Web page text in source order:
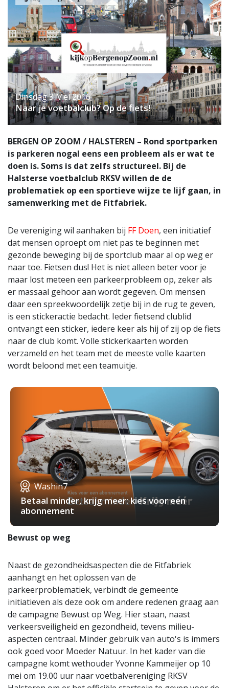
Dinsdag 3 Mei 2016
Naar je voetbalclub? Op de fiets!
BERGEN OP ZOOM / HALSTEREN – Rond sportparken
is parkeren nogal eens een probleem als er wat te
doen is. Soms is dat zelfs structureel. Bij de
Halsterse voetbalclub RKSV willen de de
problematiek op een sportieve wijze te lijf gaan, in
samenwerking met de Fitfabriek.
De vereniging wil aanhaken bij FF Doen, een initiatief
dat mensen oproept om niet pas te beginnen met
gezonde beweging bij de sportclub maar al op weg er
naar toe. Fietsen dus! Het is niet alleen beter voor je
maar lost meteen een parkeerprobleem op, zeker als
er massaal gehoor aan wordt gegeven. Om mensen
daar een spreekwoordelijk zetje bij in de rug te geven,
is een stickeractie bedacht. Ieder fietsend clublid
ontvangt een sticker, iedere keer als hij of zij op de fiets
naar de club komt. Volle stickerkaarten worden
verzameld en het team met de meeste volle kaarten
wordt beloond met een teamuitje.
Washin7
Betaal minder, krijg meer: kies voor een
abonnement
Bewust op weg
Naast de gezondheidsaspecten die de Fitfabriek
aanhangt en het oplossen van de
parkeerproblematiek, verbindt de gemeente
initiatieven als deze ook om andere redenen graag aan
de campagne Bewust op Weg. Hier staan, naast
verkeersveiligheid en gezondheid, tevens milieu-
aspecten centraal. Minder gebruik van auto's is immers
ook goed voor Moeder Natuur. In het kader van die
campagne komt wethouder Yvonne Kammeijer op 10
mei om 19.00 uur naar voetbalvereniging RKSV